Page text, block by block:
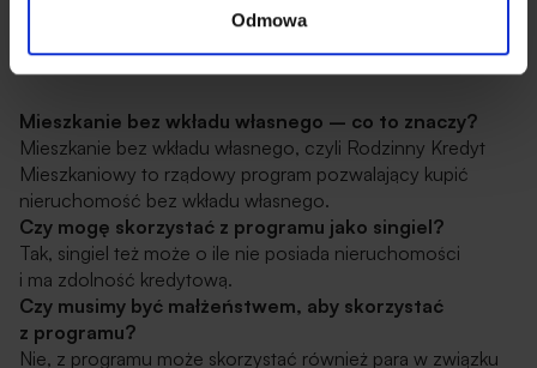
Odmowa
9. Najczęściej zadawane pytania
Mieszkanie bez wkładu własnego – co to znaczy?
Mieszkanie bez wkładu własnego, czyli Rodzinny Kredyt
Mieszkaniowy to rządowy program pozwalający kupić
nieruchomość bez wkładu własnego.
Czy mogę skorzystać z programu jako singiel?
Tak, singiel też może o ile nie posiada nieruchomości
i ma zdolność kredytową.
Czy musimy być małżeństwem, aby skorzystać
z programu?
Nie, z programu może skorzystać również para w związku